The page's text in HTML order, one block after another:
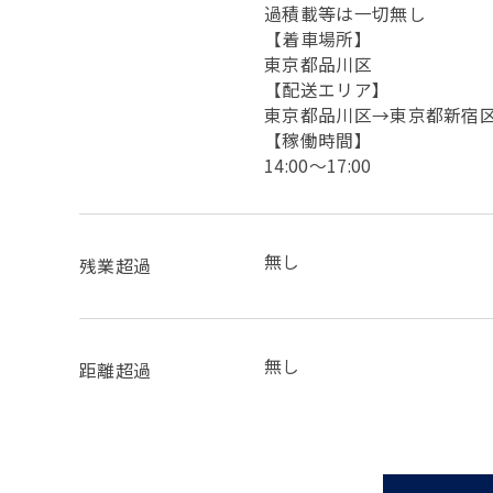
過積載等は一切無し
【着車場所】
東京都品川区
【配送エリア】
東京都品川区→東京都新宿
【稼働時間】
14:00〜17:00
残業超過 無し
距離超過 無し